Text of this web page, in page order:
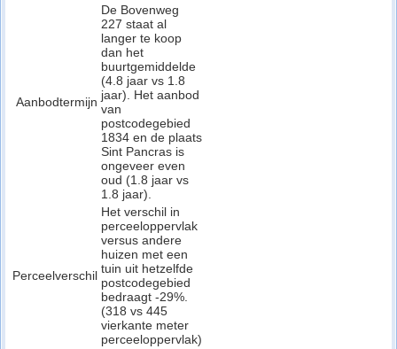
Aanbodtermijn
De Bovenweg
227 staat al
langer te koop
dan het
buurtgemiddelde
(4.8 jaar vs 1.8
jaar). Het aanbod
van
postcodegebied
1834 en de plaats
Sint Pancras is
ongeveer even
oud (1.8 jaar vs
1.8 jaar).
Perceelverschil
Het verschil in
perceeloppervlak
versus andere
huizen met een
tuin uit hetzelfde
postcodegebied
bedraagt -29%.
(318 vs 445
vierkante meter
perceeloppervlak)